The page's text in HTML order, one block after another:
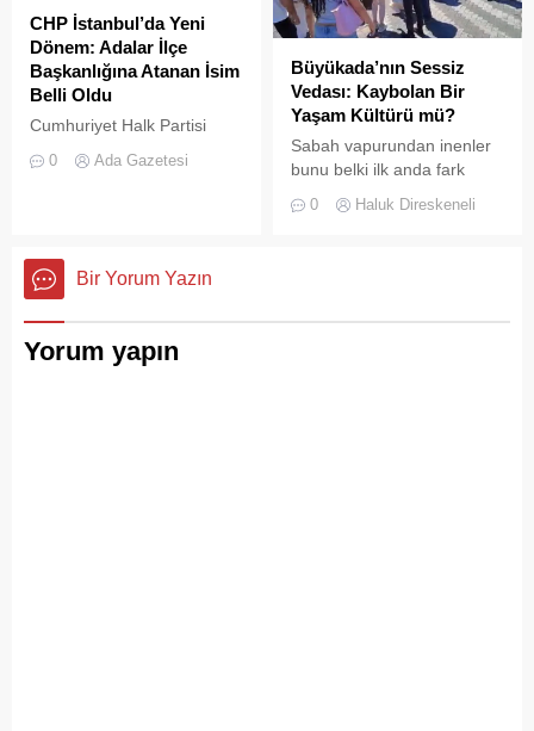
doğal güzellikleriyle süslü
sokaklarından yansıyan son
görüntüler, çevre sağlığı
açısından tehlike çanlarının
Konteynerlere Sığmıyor,...
CHP İstanbul’da Yeni
Dönem: Adalar İlçe
Başkanlığına Atanan İsim
Belli Oldu
Cumhuriyet Halk Partisi
Kurulu (MYK), İstanbul
isimler atadı
0 Ada Gazetesi
Büyükada’nın Sessiz
Vedası: Kaybolan Bir
Yaşam Kültürü mü?
Sabah vapurundan inenler
bunu belki ilk anda fark
Büyükada’yı elli, altmış yıldır
0 Haluk Direskeneli
Bir Yorum Yazın
Yorum yapın